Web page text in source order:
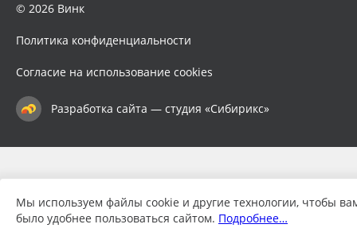
© 2026 Винк
Политика конфиденциальности
Согласие на использование cookies
Разработка сайта — студия «Сибирикс»
Мы используем файлы cookie и другие технологии, чтобы
было удобнее пользоваться сайтом. Подробнее…